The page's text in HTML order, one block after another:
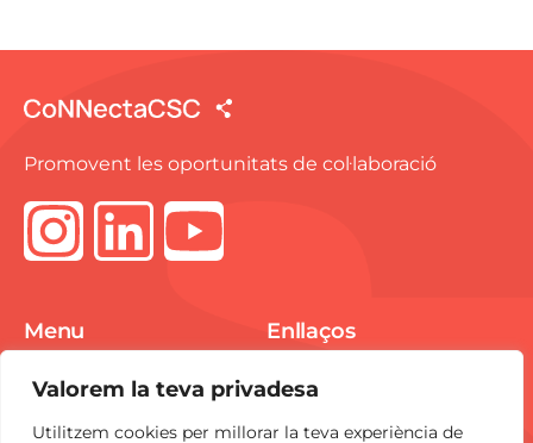
Valorem la teva privadesa
Utilitzem cookies per millorar la teva experiència de
Promovent les oportunitats de col·laboració
Menu Enllaços